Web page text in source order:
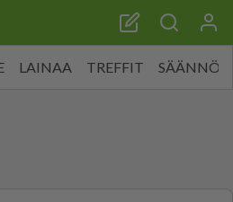
LAINAA TREFFIT SÄÄNNÖT